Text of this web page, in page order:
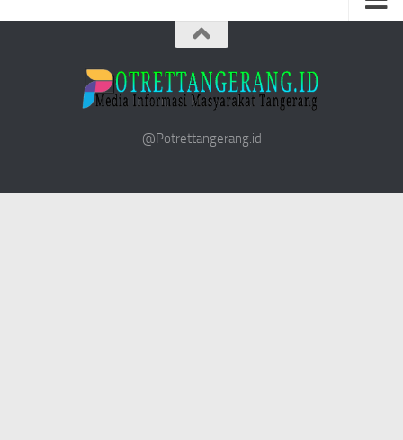
@Potrettangerang.id